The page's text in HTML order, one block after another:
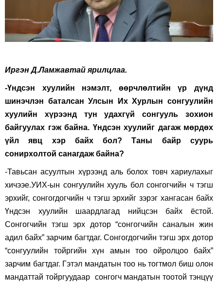
Иргэн Д.Ламжавтай ярилцлаа.
-Үндсэн хуулийн нэмэлт, өөрчлөлтийн үр дүнд
шинэчлэн баталсан Улсын Их Хурлын сонгуулийн
хуулийн хүрээнд тун удахгүй сонгууль зохион
байгуулах гэж байна. Үндсэн хуулийг дагаж мөрдөх
үйл явц хэр байх бол? Таны байр суурь
сонирхолтой санагдаж байна?
-Тавьсан асуултын хүрээнд аль болох товч хариулахыг
хичээе.УИХ-ын сонгуулийн хууль бол сонгогчийн ч тэгш
эрхийг, сонгогдогчийн ч тэгш эрхийг зэрэг хангасан байх
Үндсэн хуулийн шаардлагад нийцсэн байх ёстой.
Сонгогчийн тэгш эрх дотор “сонгогчийн саналын жин
адил байх” зарчим багтдаг. Сонгогдогчийн тэгш эрх дотор
“сонгуулийн тойргийн хүн амын тоо ойролцоо байх”
зарчим багтдаг. Гэтэл мандатын тоо нь тогтмол биш олон
мандаттай тойргуудаар сонгогч мандатын тоотой тэнцүү